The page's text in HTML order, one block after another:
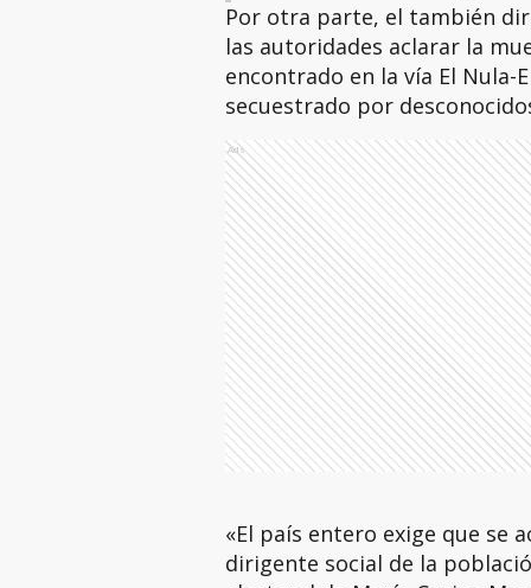
Por otra parte, el también
las autoridades aclarar la
encontrado en la vía El Nula-
secuestrado por
Ads
«El país entero exige que se
dirigente social de la